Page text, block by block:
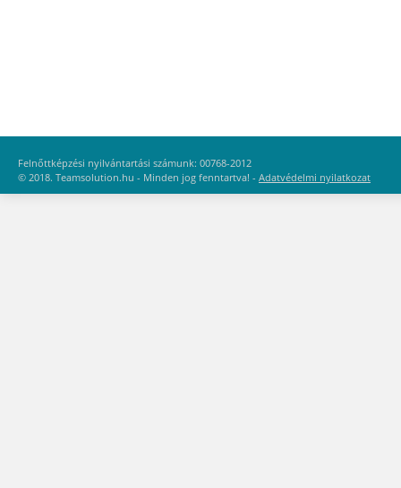
Felnőttképzési nyilvántartási számunk: 00768-2012
© 2018. Teamsolution.hu - Minden jog fenntartva! - Adatvédelmi nyilatkozat